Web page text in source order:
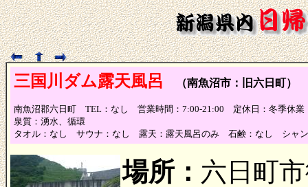
三国川ダム露天風呂 （南魚沼市：旧六日町）
南魚沼郡六日町 TEL：なし 営業時間：7:00-21:00 定休日：冬季休業
泉質：湧水、循環
タオル：なし サウナ：なし 露天：露天風呂のみ 石鹸：なし シャ
場所： 六日町